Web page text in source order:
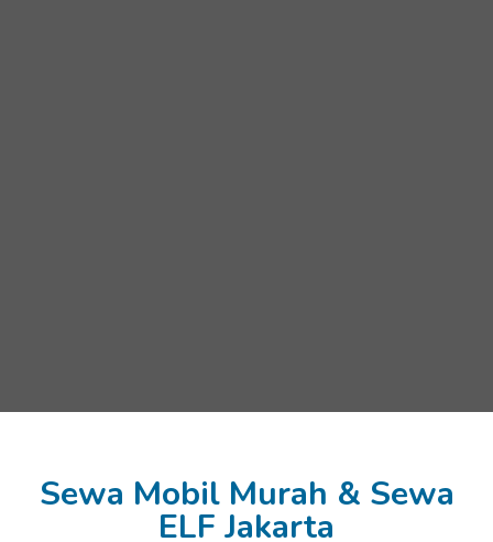
Sewa Mobil Murah & Sewa
ELF Jakarta